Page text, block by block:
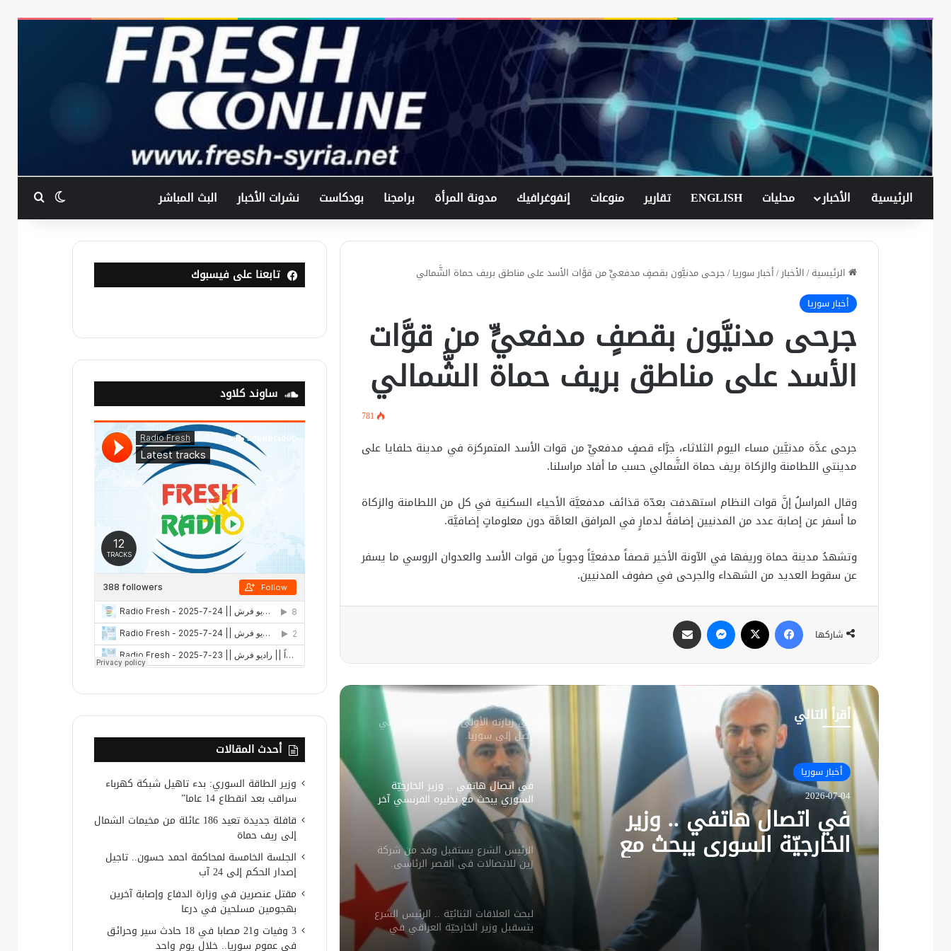
الرئيسية الأخبار محليات ENGLISH تقارير منوعات إنفوغرافيك مدونة المرأة برامجنا بودكاست نشرات الأخبار البث المباشر الوضعبحث
الرئيسية/الأخبار/أخبار سوريا/جرحى مدنيَّون بقصفٍ مدفعيٍّ من قوَّات الأسد على مناطق بريف حماة الشَّمالي
أخبار سوريا
جرحى مدنيَّون بقصفٍ مدفعيٍّ من قوَّات
الأسد على مناطق بريف حماة الشَّمالي
781
جرحى عدَّة مدنيَّين مساء اليوم الثلاثاء، جرَّاء قصفٍ مدفعيٍّ من قوات الأسد المتمركزة في مدينة حلفايا على
مدينتي اللطامنة والزكاة بريف حماة الشَّمالي حسب ما أفاد مراسلنا.
وقال المراسلُ إنَّ قوات النظام استهدفت بعدّة قذائف مدفعيَّة الأحياء السكنية في كل من اللطامنة والزكاة
ما أسفر عن إصابة عدد من المدنيين إضافةً لدمارٍ في المرافق العامَّة دون معلوماتٍ إضافيَّة.
وتشهدُ مدينة حماة وريفها في الآونة الأخير قصفاً مدفعيَّاً وجوياً من قوات الأسد والعدوان الروسي ما يسفر
عن سقوط العديد من الشهداء والجرحى في صفوف المدنيين.
شاركها
فيسبوك ماسنجر
أقرأ التالي
أخبار سوريا
2026-07-04
في اتصال هاتفي .. وزير
الخارجيّة السوري يبحث مع
نظيره الفرنسي آخر التطورات.
في اتصال هاتفي .. وزير الخارجيّة
السوري يبحث مع نظيره الفرنسي آخر
التطورات.
الرئيس الشرع يستقبل وفد من شركة
زين للاتصالات في القصر الرئاسي.
لبحث العلاقات الثنائيّة .. الرئيس الشرع
يتسقبل وزير الخارجيّة العراقي في
لبحث سبل تعزيز التعليم العالي في
سوريا.. الهيئة الألمانيّة تنظم فعاليّة
أكادميّة في بلجيكا.
في خطوة لاستئناف تقديم الخدمات
القنصليّة .. أمريكا تمنح الاعتماد القنصلي
الإحتلال الإسرائيلي يتحرك في جبل
في قلعة جندل
شخص أثناء ملاحقته في دمشق
دمشق
في زيارته الأولى .. الرئيس الفرنسي
يصل إلى سوريا.
في اتصال هاتفي .. وزير الخارجيّة
السوري يبحث مع نظيره الفرنسي آخر
التطورات.
الرئيس الشرع يستقبل وفد من شركة
زين للاتصالات في القصر الرئاسي.
لبحث العلاقات الثنائيّة .. الرئيس الشرع
يتسقبل وزير الخارجيّة العراقي في
تابعنا على فيسبوك
ساوند كلاود
أحدث المقالات
وزير الطاقة السوري: بدء تاهيل شبكة كهرباء
سراقب بعد انقطاع 14 عاما”
قافلة جديدة تعيد 186 عائلة من مخيمات الشمال
إلى ريف حماة
الجلسة الخامسة لمحاكمة احمد حسون.. تاجيل
إصدار الحكم إلى 24 آب
مقتل عنصرين في وزارة الدفاع وإصابة آخرين
بهجومين مسلحين في درعا
3 وفيات و21 مصابا في 18 حادث سير وحرائق
في عموم سوريا.. خلال يوم واحد